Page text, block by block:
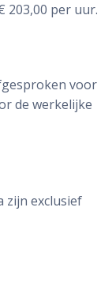
203,00 per uur.
voor
de werkelijke
zijn exclusief